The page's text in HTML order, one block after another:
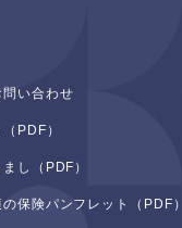
い合わせ
PDF）
し（PDF）
保険パンフレット（PDF）